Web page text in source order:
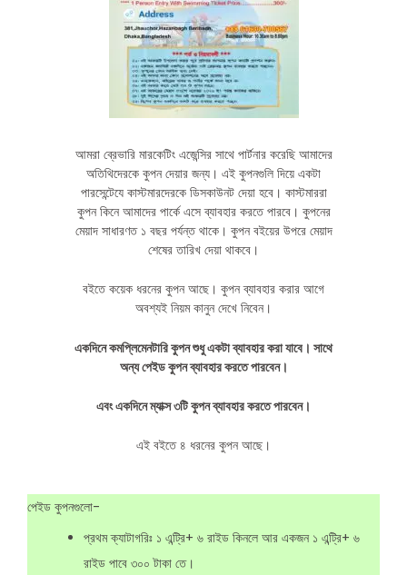
আমরা ব্রেভারি মারকেটিং এজেন্সির সাথে পার্টনার করেছি আমাদের
অতিথিদেরকে কুপন দেয়ার জন্য। এই কুপনগুলি দিয়ে একটা
পারসেন্টেযে কাস্টমারদেরকে ডিসকাউনট দেয়া হবে। কাস্টমাররা
কুপন কিনে আমাদের পার্কে এসে ব্যাবহার করতে পারবে। কুপনের
মেয়াদ সাধারণত ১ বছর পর্যন্ত থাকে। কুপন বইয়ের উপরে মেয়াদ
শেষের তারিখ দেয়া থাকবে।
বইতে কয়েক ধরনের কুপন আছে। কুপন ব্যাবহার করার আগে
অবশ্যই নিয়ম কানুন দেখে নিবেন।
একদিনে কমপ্লিমেনটারি কুপন শুধু একটা ব্যাবহার করা যাবে। সাথে
অন্য পেইড কুপন ব্যাবহার করতে পারবেন।
এবং একদিনে ম্যাক্স ৩টি কুপন ব্যাবহার করতে পারবেন।
এই বইতে ৪ ধরনের কুপন আছে।
পেইড কুপনগুলো-
প্রথম ক্যাটাগরিঃ ১ এন্ট্রি+ ৬ রাইড কিনলে আর একজন ১ এন্ট্রি+ ৬
রাইড পাবে ৩০০ টাকা তে।